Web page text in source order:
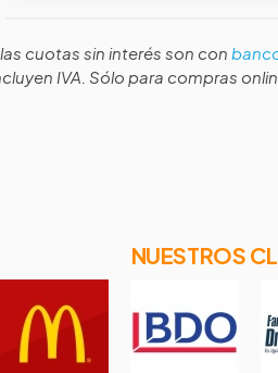
cuotas sin interés son con
IVA. Sólo para compras
NUESTROS